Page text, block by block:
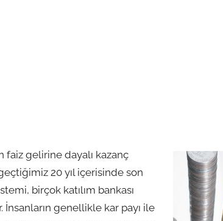
faiz gelirine dayalı kazanç
20 yıl içerisinde son
birçok katılım bankası
genellikle kar payı ile